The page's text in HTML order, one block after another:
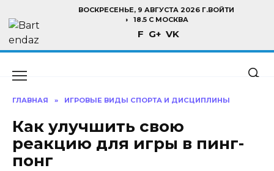
содержанию
ВОСКРЕСЕНЬЕ, 9 АВГУСТА 2026 Г.ВОЙТИ
18.5 C МОСКВА
F G+ VK
ГЛАВНАЯ » ИГРОВЫЕ ВИДЫ СПОРТА И ДИСЦИПЛИНЫ
Как улучшить свою
реакцию для игры в пинг-
понг